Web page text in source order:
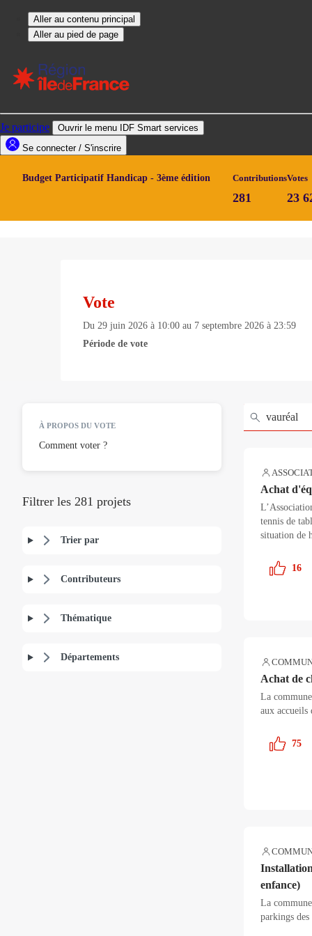
Budget Participatif Handicap - 3ème édition Contributions
281
Votes
23
Vote
Du 29 juin 2026 à 10:00 au 7 septembre 2026 à 23:59
Période de vote
À PROPOS DU VOTE
Comment voter ?
Filtrer les 281 projets
Trier par
Contributeurs
Thématique
Départements
Achat
tennis de
situation de
16
Achat de
La
aux
75
enfance)
La
parkings